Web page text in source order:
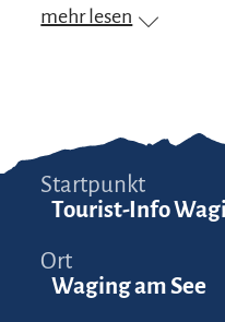
mehr lesen
Startpunkt
Tourist-Info
Ort
Waging am See